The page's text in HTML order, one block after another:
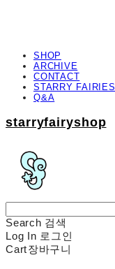
SHOP
ARCHIVE
CONTACT
STARRY FAIRIES
Q&A
starryfairyshop
Search 검색
Log In 로그인
Cart장바구니